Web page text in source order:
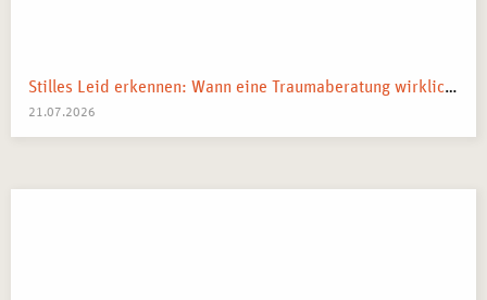
Stilles Leid erkennen: Wann eine Traumaberatung wirklich der richtige Schritt ist
21.07.2026